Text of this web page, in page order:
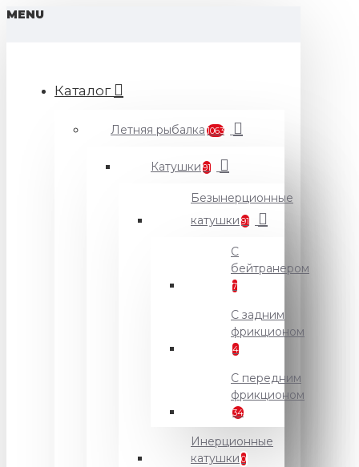
MENU
Каталог
Летняя рыбалка 1063
Катушки 91
Безынерционные
катушки 91
С
бейтранером
7
С задним
фрикционом
4
С передним
фрикционом
34
Инерционные
катушки 0